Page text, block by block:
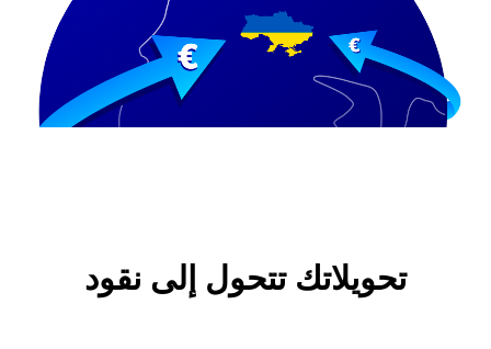
تحويلاتك تتحول إلى نقود